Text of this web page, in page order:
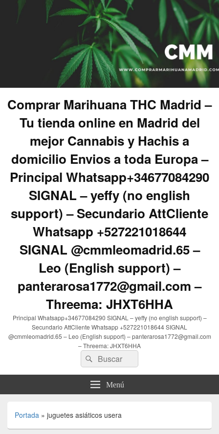
Comprar Marihuana THC Madrid –
Tu tienda online en Madrid del
mejor Cannabis y Hachis a
domicilio Envios a toda Europa –
Principal Whatsapp+34677084290
SIGNAL – yeffy (no english
support) – Secundario AttCliente
Whatsapp +527221018644
SIGNAL @cmmleomadrid.65 –
Leo (English support) –
panterarosa1772@gmail.com –
Threema: JHXT6HHA
Principal Whatsapp+34677084290 SIGNAL – yeffy (no english support) –
Secundario AttCliente Whatsapp +527221018644 SIGNAL
@cmmleomadrid.65 – Leo (English support) – panterarosa1772@gmail.com
– Threema: JHXT6HHA
Buscar
por:
Buscar
Menú
Portada » juguetes asiáticos usera